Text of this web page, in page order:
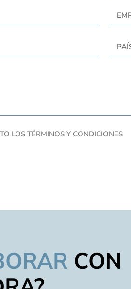
LOS TÉRMINOS Y CONDICIONES
CON